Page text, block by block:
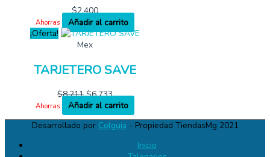
$2,400
Ahorras
Añadir al carrito
¡Oferta!
Mex
TARJETERO SAVE
$8,211 $6,733
Ahorras
Añadir al carrito
Desarrollado por Colguia - Propiedad TiendasMg 2021
Inicio